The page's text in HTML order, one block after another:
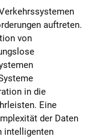
auftreten.
von
in die
Eine
der Daten
intelligenten